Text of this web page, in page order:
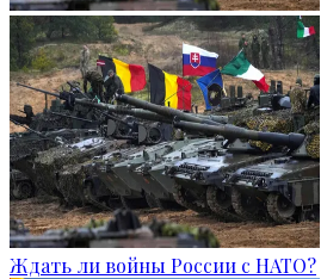
Ждать ли войны России с НАТО?